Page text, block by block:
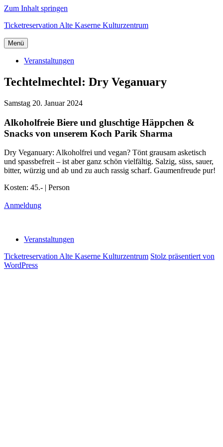
Zum Inhalt springen
Ticketreservation Alte Kaserne Kulturzentrum
Menü
Veranstaltungen
Techtelmechtel: Dry Veganuary
Samstag 20. Januar 2024
Alkoholfreie Biere und gluschtige Häppchen &
Snacks von unserem Koch Parik Sharma
Dry Veganuary: Alkoholfrei und vegan? Tönt grausam asketisch
und spassbefreit – ist aber ganz schön vielfältig. Salzig, süss, sauer,
bitter, würzig und ab und zu auch rassig scharf. Gaumenfreude pur!
Kosten: 45.- | Person
Anmeldung
Veranstaltungen
Ticketreservation Alte Kaserne Kulturzentrum Stolz präsentiert von
WordPress